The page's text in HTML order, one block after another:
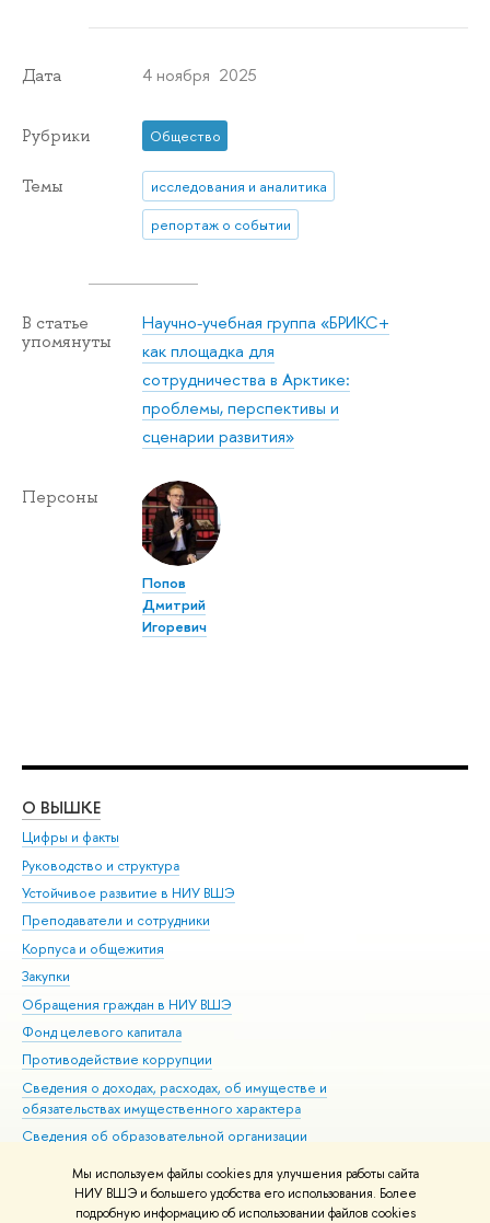
Мы используем файлы cookies для улучшения работы сайта
НИУ ВШЭ и большего удобства его использования. Более
подробную информацию об использовании файлов cookies
Дата 4 ноября 2025
Рубрики Общество
Темы
исследования и аналитика
репортаж о событии
В статье
упомянуты
Научно-учебная группа «БРИКС+
как площадка для
сотрудничества в Арктике:
проблемы, перспективы и
сценарии развития»
Персоны
Попов
Дмитрий
Игоревич
О ВЫШКЕ
Цифры и факты
Руководство и структура
Устойчивое развитие в НИУ ВШЭ
Преподаватели и сотрудники
Корпуса и общежития
Закупки
Обращения граждан в НИУ ВШЭ
Фонд целевого капитала
Противодействие коррупции
Сведения о доходах, расходах, об имуществе и
обязательствах имущественного характера
Сведения об образовательной организации
Людям с ограниченными возможностями здоровья
Единая платежная страница